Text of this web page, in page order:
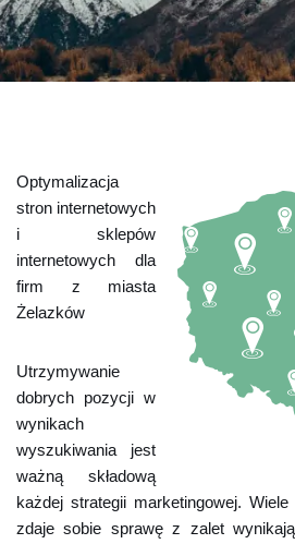
Optymalizacja
stron internetowych
i sklepów
internetowych dla
firm z miasta
Żelazków
Utrzymywanie
dobrych pozycji w
wynikach
wyszukiwania jest
ważną składową
każdej strategii marketingowej.
zdaje sobie sprawę z zalet